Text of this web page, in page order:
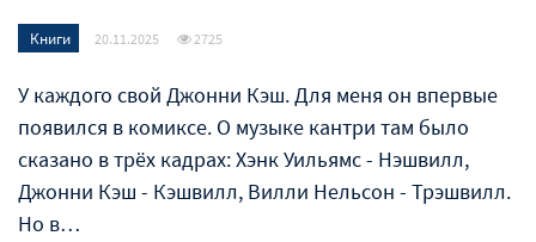
Книги 20.11.2025 2725
У каждого свой Джонни Кэш. Для меня он впервые
появился в комиксе. О музыке кантри там было
сказано в трёх кадрах: Хэнк Уильямс - Нэшвилл,
Джонни Кэш - Кэшвилл, Вилли Нельсон - Трэшвилл.
Но в…